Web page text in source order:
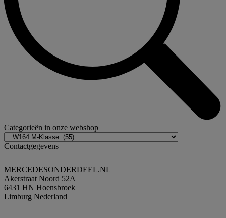
Categorieën in onze webshop
Contactgegevens
MERCEDESONDERDEEL.NL
Akerstraat Noord 52A
6431 HN Hoensbroek
Limburg Nederland